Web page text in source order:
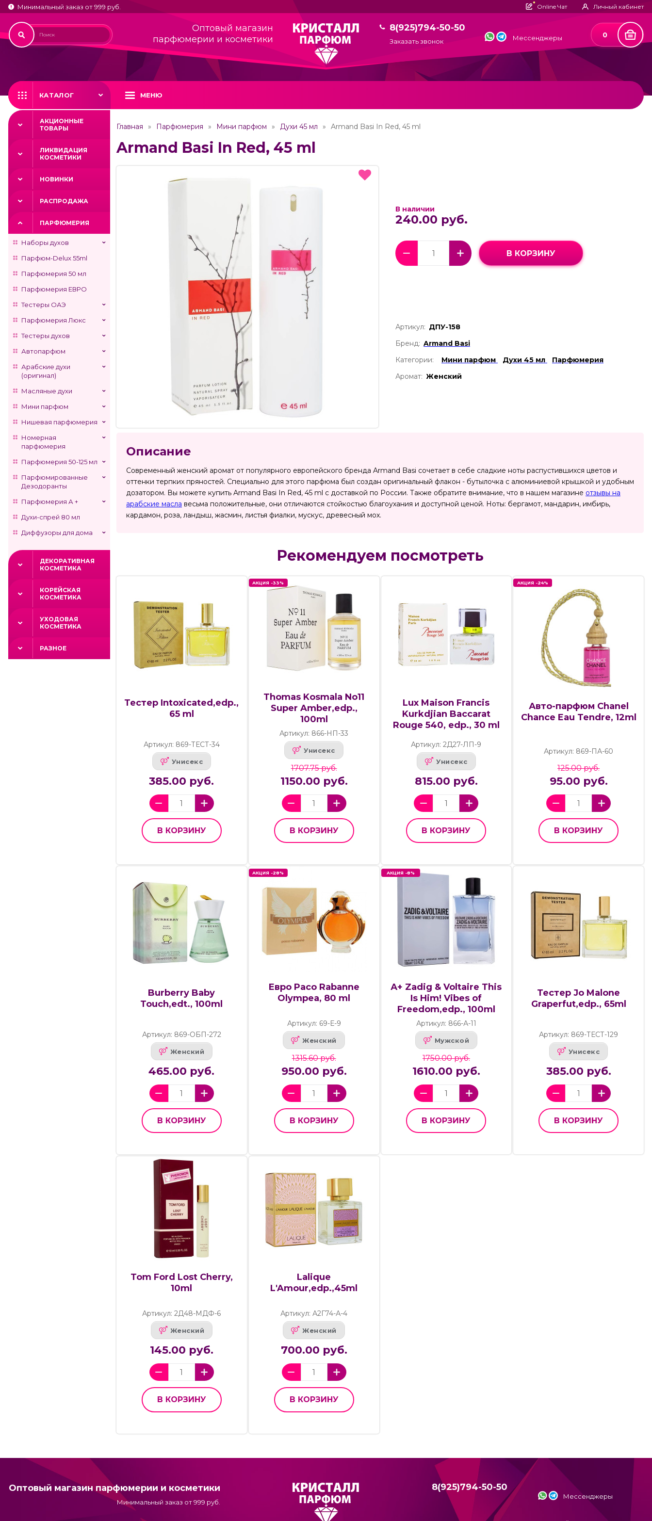
Минимальный заказ от 999 руб. Online Чат Личный кабинет
Оптовый магазин
парфюмерии и косметики
8(925)794-50-50
Заказать звонок Мессенджеры 0
КАТАЛОГ МЕНЮ
АКЦИОННЫЕ
ТОВАРЫ
ЛИКВИДАЦИЯ
КОСМЕТИКИ
НОВИНКИ
РАСПРОДАЖА
ПАРФЮМЕРИЯ
Наборы духов
Парфюм-Delux 55ml
Парфюмерия 50 мл
Парфюмерия ЕВРО
Тестеры ОАЭ
Парфюмерия Люкс
Тестеры духов
Автопарфюм
Арабские духи
(оригинал)
Масляные духи
Мини парфюм
Нишевая парфюмерия
Номерная
парфюмерия
Парфюмерия 50-125 мл
Парфюмированные
Дезодоранты
Парфюмерия А +
Духи-спрей 80 мл
Диффузоры для дома
ДЕКОРАТИВНАЯ
КОСМЕТИКА
КОРЕЙСКАЯ
КОСМЕТИКА
УХОДОВАЯ
КОСМЕТИКА
РАЗНОЕ
Главная Парфюмерия Мини парфюм Духи 45 мл Armand Basi In Red, 45 ml
Armand Basi In Red, 45 ml
В наличии
240.00 руб.
В КОРЗИНУ
Артикул: ДПУ-158
Бренд: Armand Basi
Категории:
Мини парфюм Духи 45 мл
Парфюмерия
Аромат: Женский
Описание
Современный женский аромат от популярного европейского бренда Armand Basi сочетает в себе сладкие ноты распустившихся цветов и
оттенки терпких пряностей. Специально для этого парфюма был создан оригинальный флакон - бутылочка с алюминиевой крышкой и удобным
дозатором. Вы можете купить Armand Basi In Red, 45 ml с доставкой по России. Также обратите внимание, что в нашем магазине отзывы на
арабские масла весьма положительные, они отличаются стойкостью благоухания и доступной ценой. Ноты: бергамот, мандарин, имбирь,
кардамон, роза, ландыш, жасмин, листья фиалки, мускус, древесный мох.
Рекомендуем посмотреть
Тестер Intoxicated,edp.,
65 ml
Артикул: 869-ТЕСТ-34
Унисекс
385.00 руб.
В КОРЗИНУ
АКЦИЯ -33%
Thomas Kosmala No11
Super Amber,edp.,
100ml
Артикул: 866-НП-33
Унисекс
1707.75 руб.
1150.00 руб.
В КОРЗИНУ
Lux Maison Francis
Kurkdjian Baccarat
Rouge 540, edp., 30 ml
Артикул: 2Д27-ЛП-9
Унисекс
815.00 руб.
В КОРЗИНУ
АКЦИЯ -24%
Авто-парфюм Chanel
Chance Eau Tendre, 12ml
Артикул: 869-ПА-60
125.00 руб.
95.00 руб.
В КОРЗИНУ
Burberry Baby
Touch,edt., 100ml
Артикул: 869-ОБП-272
Женский
465.00 руб.
В КОРЗИНУ
АКЦИЯ -28%
Евро Paco Rabanne
Olympea, 80 ml
Артикул: 69-Е-9
Женский
1315.60 руб.
950.00 руб.
В КОРЗИНУ
АКЦИЯ -8%
А+ Zadig & Voltaire This
Is Him! Vibes of
Freedom,edp., 100ml
Артикул: 866-А-11
Мужской
1750.00 руб.
1610.00 руб.
В КОРЗИНУ
Тестер Jo Malone
Graperfut,edp., 65ml
Артикул: 869-ТЕСТ-129
Унисекс
385.00 руб.
В КОРЗИНУ
Tom Ford Lost Cherry,
10ml
Артикул: 2Д48-МДФ-6
Женский
145.00 руб.
В КОРЗИНУ
Lalique
L'Amour,edp.,45ml
Артикул: А2Г74-А-4
Женский
700.00 руб.
В КОРЗИНУ
Оптовый магазин парфюмерии и косметики
Минимальный заказ от 999 руб.
8(925)794-50-50
Мессенджеры